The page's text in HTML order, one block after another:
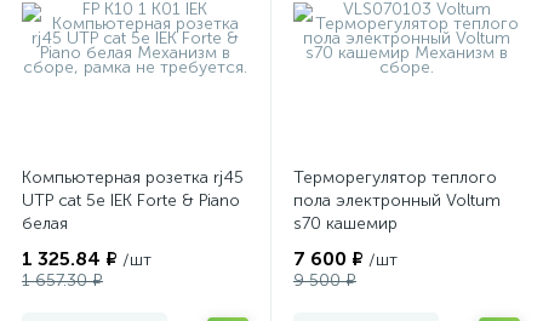
Компьютерная розетка rj45
UTP cat 5e IEK Forte & Piano
белая
1 325.84 ₽ /шт
1 657.30 ₽
Терморегулятор теплого
пола электронный Voltum
s70 кашемир
7 600 ₽ /шт
9 500 ₽